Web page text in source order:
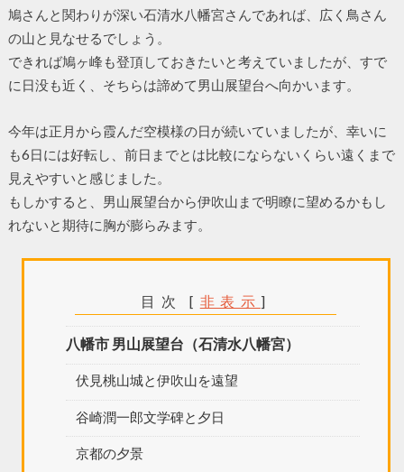
鳩さんと関わりが深い石清水八幡宮さんであれば、広く鳥さん
の山と見なせるでしょう。
できれば鳩ヶ峰も登頂しておきたいと考えていましたが、すで
に日没も近く、そちらは諦めて男山展望台へ向かいます。
今年は正月から霞んだ空模様の日が続いていましたが、幸いに
も6日には好転し、前日までとは比較にならないくらい遠くまで
見えやすいと感じました。
もしかすると、男山展望台から伊吹山まで明瞭に望めるかもし
れないと期待に胸が膨らみます。
目次 [ 非表示 ]
八幡市 男山展望台（石清水八幡宮）
伏見桃山城と伊吹山を遠望
谷崎潤一郎文学碑と夕日
京都の夕景